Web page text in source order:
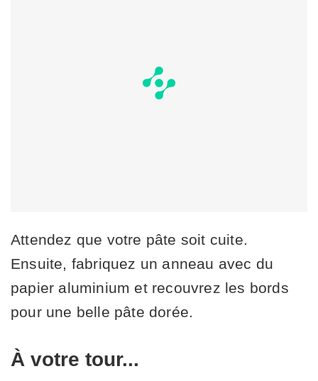
Attendez que votre pâte soit cuite.
Ensuite, fabriquez un anneau avec du
papier aluminium et recouvrez les bords
pour une belle pâte dorée.
À votre tour...